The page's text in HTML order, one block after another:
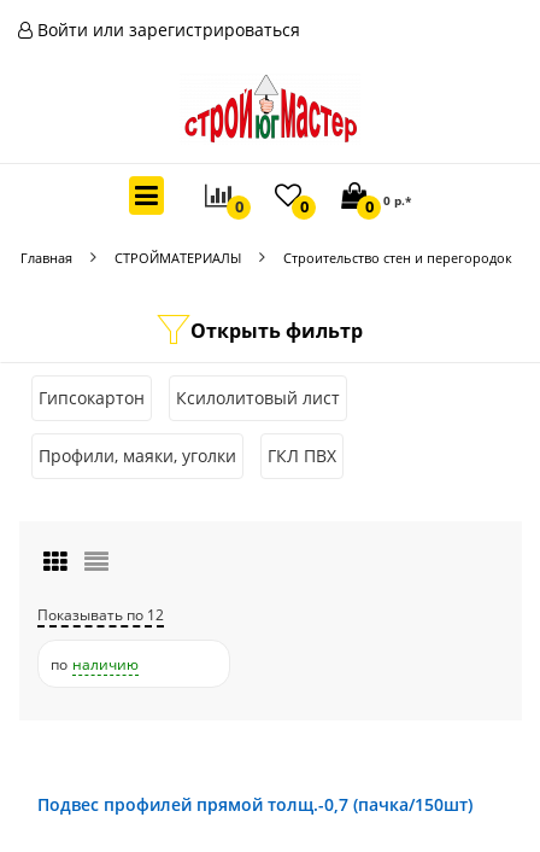
Войти или зарегистрироваться
0 0 0 0 р.*
Главная СТРОЙМАТЕРИАЛЫ Строительство стен и перегородок
Открыть фильтр
Гипсокартон Ксилолитовый лист
Профили, маяки, уголки ГКЛ ПВХ
Показывать по 12
по наличию
Подвес профилей прямой толщ.-0,7 (пачка/150шт)